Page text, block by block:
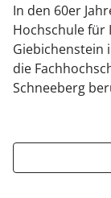
In den 60er
Hochschule für
Giebichenstein
die
Schneeberg
mehrere
sein eigenes